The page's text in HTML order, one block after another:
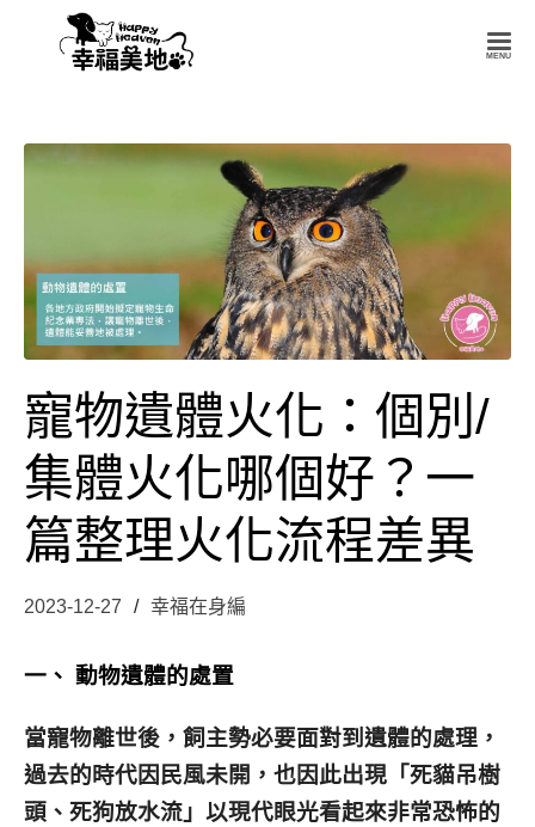
美
寵物遺體火化：個別/
集體火化哪個好？一
篇整理火化流程差異
2023-12-27 幸福在身編
一、 動物遺體的處置
當寵物離世後，飼主勢必要面對到遺體的處理，
過去的時代因民風未開，也因此出現「死貓吊樹
頭、死狗放水流」以現代眼光看起來非常恐怖的